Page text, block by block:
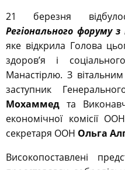
21 березня
Регіонального форуму
яке відкрила Голова
здоров’я і
Манастірлю. З
заступник
Мохаммед та
економічної комісії
секретаря ООН Ольга
Високопоставлені